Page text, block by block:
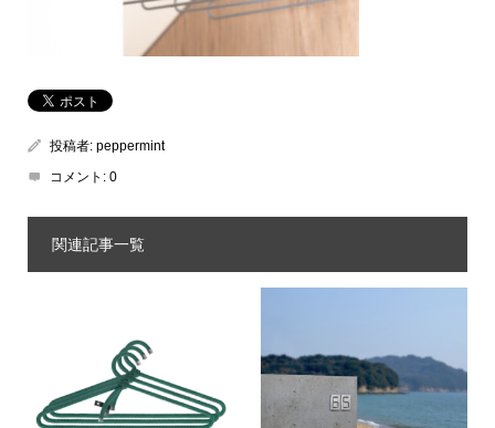
投稿者: peppermint
コメント: 0
関連記事一覧